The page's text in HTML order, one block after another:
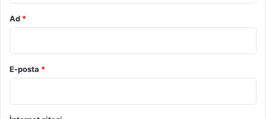
Ad *
E-posta *